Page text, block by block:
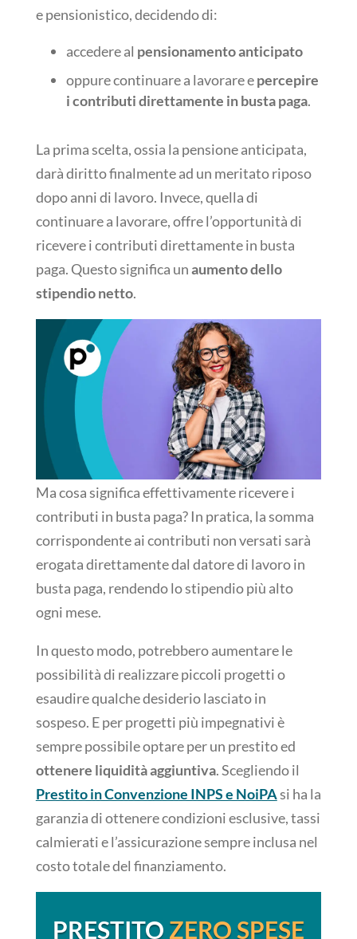
e pensionistico, decidendo di:
accedere al pensionamento anticipato
oppure continuare a lavorare epercepire
i contributi direttamente in busta paga.
La prima scelta, ossia la pensione anticipata,
darà diritto finalmente ad un meritato riposo
dopo anni di lavoro. Invece, quella di
continuare a lavorare, offre l’opportunità di
ricevere i contributi direttamente in busta
paga. Questo significa unaumento dello
stipendio netto.
Ma cosa significa effettivamente ricevere i
contributi in busta paga? In pratica, la somma
corrispondente ai contributi non versati sarà
erogata direttamente dal datore di lavoro in
busta paga, rendendo lo stipendio più alto
ogni mese.
In questo modo, potrebbero aumentare le
possibilità di realizzare piccoli progetti o
esaudire qualche desiderio lasciato in
sospeso. E per progetti più impegnativi è
sempre possibile optare per un prestito ed
ottenere liquidità aggiuntiva. Scegliendo il
Prestito in Convenzione INPS e NoiPAsi ha la
garanzia di ottenere condizioni esclusive, tassi
calmierati e l’assicurazione sempre inclusa nel
costo totale del finanziamento.
PRESTITO ZERO SPESE